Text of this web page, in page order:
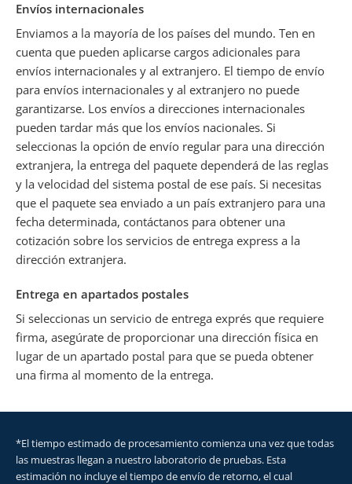
Envíos internacionales
Enviamos a la mayoría de los países del mundo. Ten en
cuenta que pueden aplicarse cargos adicionales para
envíos internacionales y al extranjero. El tiempo de envío
para envíos internacionales y al extranjero no puede
garantizarse. Los envíos a direcciones internacionales
pueden tardar más que los envíos nacionales. Si
seleccionas la opción de envío regular para una dirección
extranjera, la entrega del paquete dependerá de las reglas
y la velocidad del sistema postal de ese país. Si necesitas
que el paquete sea enviado a un país extranjero para una
fecha determinada, contáctanos para obtener una
cotización sobre los servicios de entrega express a la
dirección extranjera.
Entrega en apartados postales
Si seleccionas un servicio de entrega exprés que requiere
firma, asegúrate de proporcionar una dirección física en
lugar de un apartado postal para que se pueda obtener
una firma al momento de la entrega.
*El tiempo estimado de procesamiento comienza una vez que todas
las muestras llegan a nuestro laboratorio de pruebas. Esta
estimación no incluye el tiempo de envío de retorno, el cual